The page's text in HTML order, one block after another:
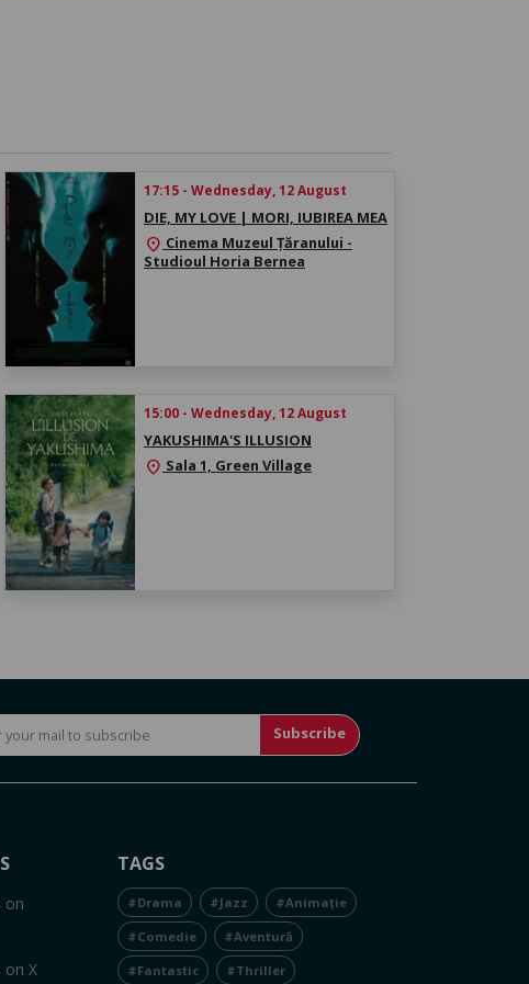
17:15 - Wednesday, 12 August
DIE, MY LOVE | MORI, IUBIREA MEA
location_on Cinema Muzeul Țăranului -
Studioul Horia Bernea
15:00 - Wednesday, 12 August
YAKUSHIMA'S ILLUSION
location_on Sala 1, Green Village
Subscribe
on
X
TAGS
#Drama #Jazz #Animație
#Comedie #Aventură
#Fantastic #Thriller